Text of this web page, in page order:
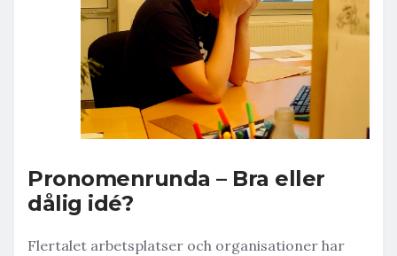
Pronomenrunda – Bra eller
dålig idé?
Flertalet arbetsplatser och organisationer har